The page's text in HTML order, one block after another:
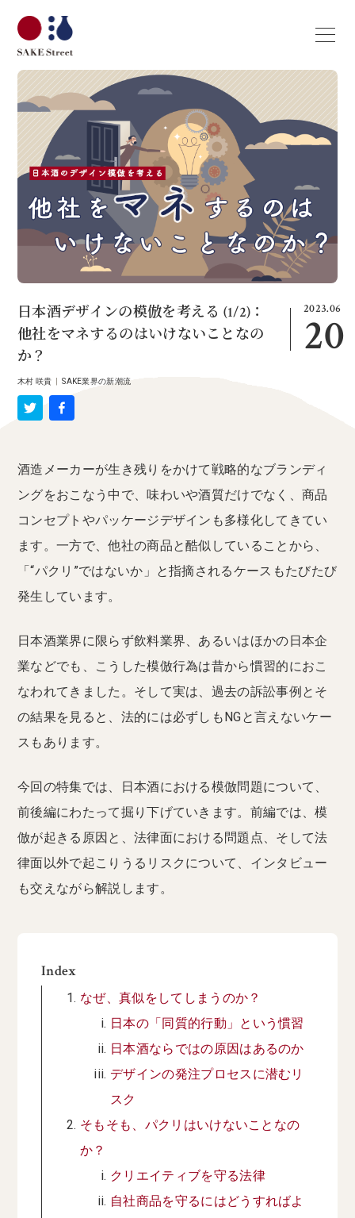
2023.06
20
日本酒デザインの模倣を考える (1/2)：
他社をマネするのはいけないことなの
か？
木村 咲貴 |SAKE業界の新潮流
酒造メーカーが生き残りをかけて戦略的なブランディ
ングをおこなう中で、味わいや酒質だけでなく、商品
コンセプトやパッケージデザインも多様化してきてい
ます。一方で、他社の商品と酷似していることから、
「“パクリ”ではないか」と指摘されるケースもたびたび
発生しています。
日本酒業界に限らず飲料業界、あるいはほかの日本企
業などでも、こうした模倣行為は昔から慣習的におこ
なわれてきました。そして実は、過去の訴訟事例とそ
の結果を見ると、法的には必ずしもNGと言えないケー
スもあります。
今回の特集では、日本酒における模倣問題について、
前後編にわたって掘り下げていきます。前編では、模
倣が起きる原因と、法律面における問題点、そして法
律面以外で起こりうるリスクについて、インタビュー
も交えながら解説します。
Index
なぜ、真似をしてしまうのか？
日本の「同質的行動」という慣習
日本酒ならではの原因はあるのか
デザインの発注プロセスに潜むリ
スク
そもそも、パクリはいけないことなの
か？
クリエイティブを守る法律
自社商品を守るにはどうすればよ